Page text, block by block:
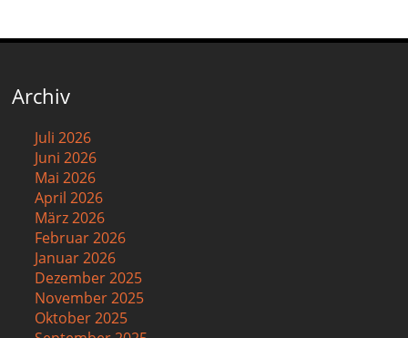
Archiv
Juli 2026
Juni 2026
Mai 2026
April 2026
März 2026
Februar 2026
Januar 2026
Dezember 2025
November 2025
Oktober 2025